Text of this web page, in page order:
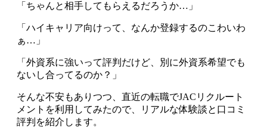
「ちゃんと相手してもらえるだろうか…」
「ハイキャリア向けって、なんか登録するのこわいわ
ぁ…」
「外資系に強いって評判だけど、別に外資系希望でも
ないし合ってるのか？」
そんな不安もありつつ、直近の転職でJACリクルート
メントを利用してみたので、
リアルな体験談と口コミ
評判を紹介 します。